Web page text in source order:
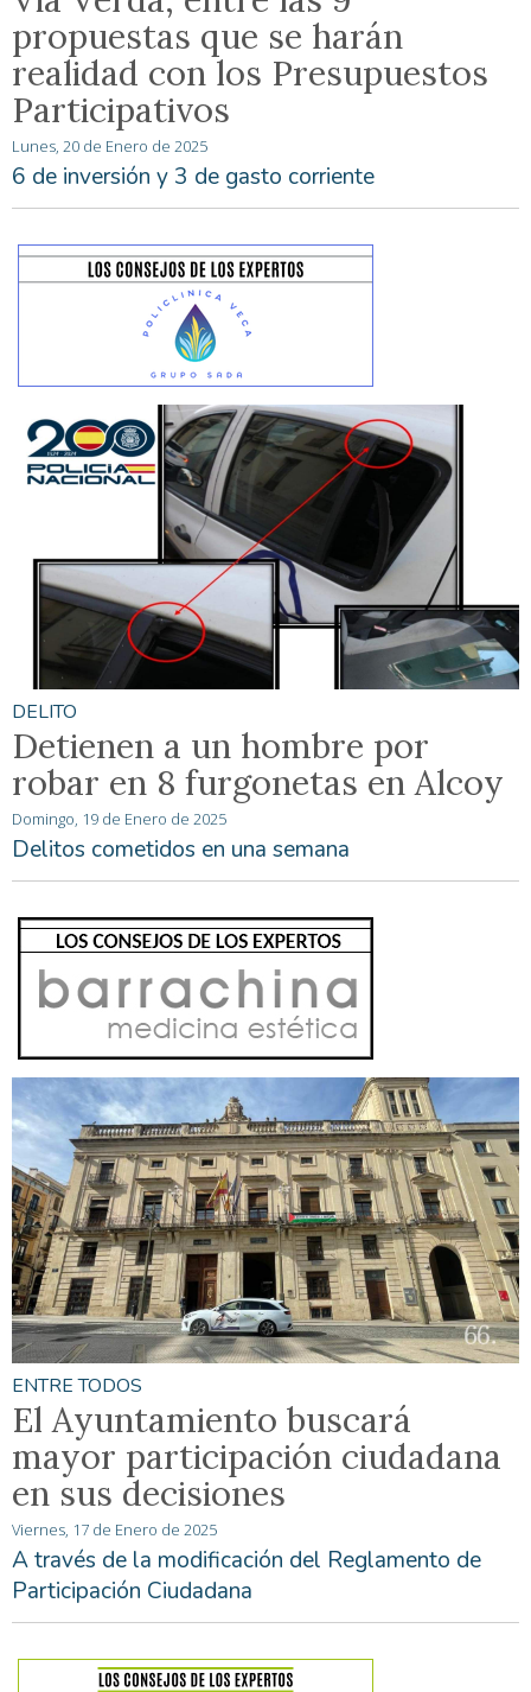
propuestas que se harán
realidad con los Presupuestos
Participativos
Lunes, 20 de Enero de 2025
6 de inversión y 3 de gasto corriente
DELITO
Detienen a un hombre por
robar en 8 furgonetas en Alcoy
Domingo, 19 de Enero de 2025
Delitos cometidos en una semana
ENTRE TODOS
El Ayuntamiento buscará
mayor participación ciudadana
en sus decisiones
Viernes, 17 de Enero de 2025
A través de la modificación del Reglamento de
Participación Ciudadana